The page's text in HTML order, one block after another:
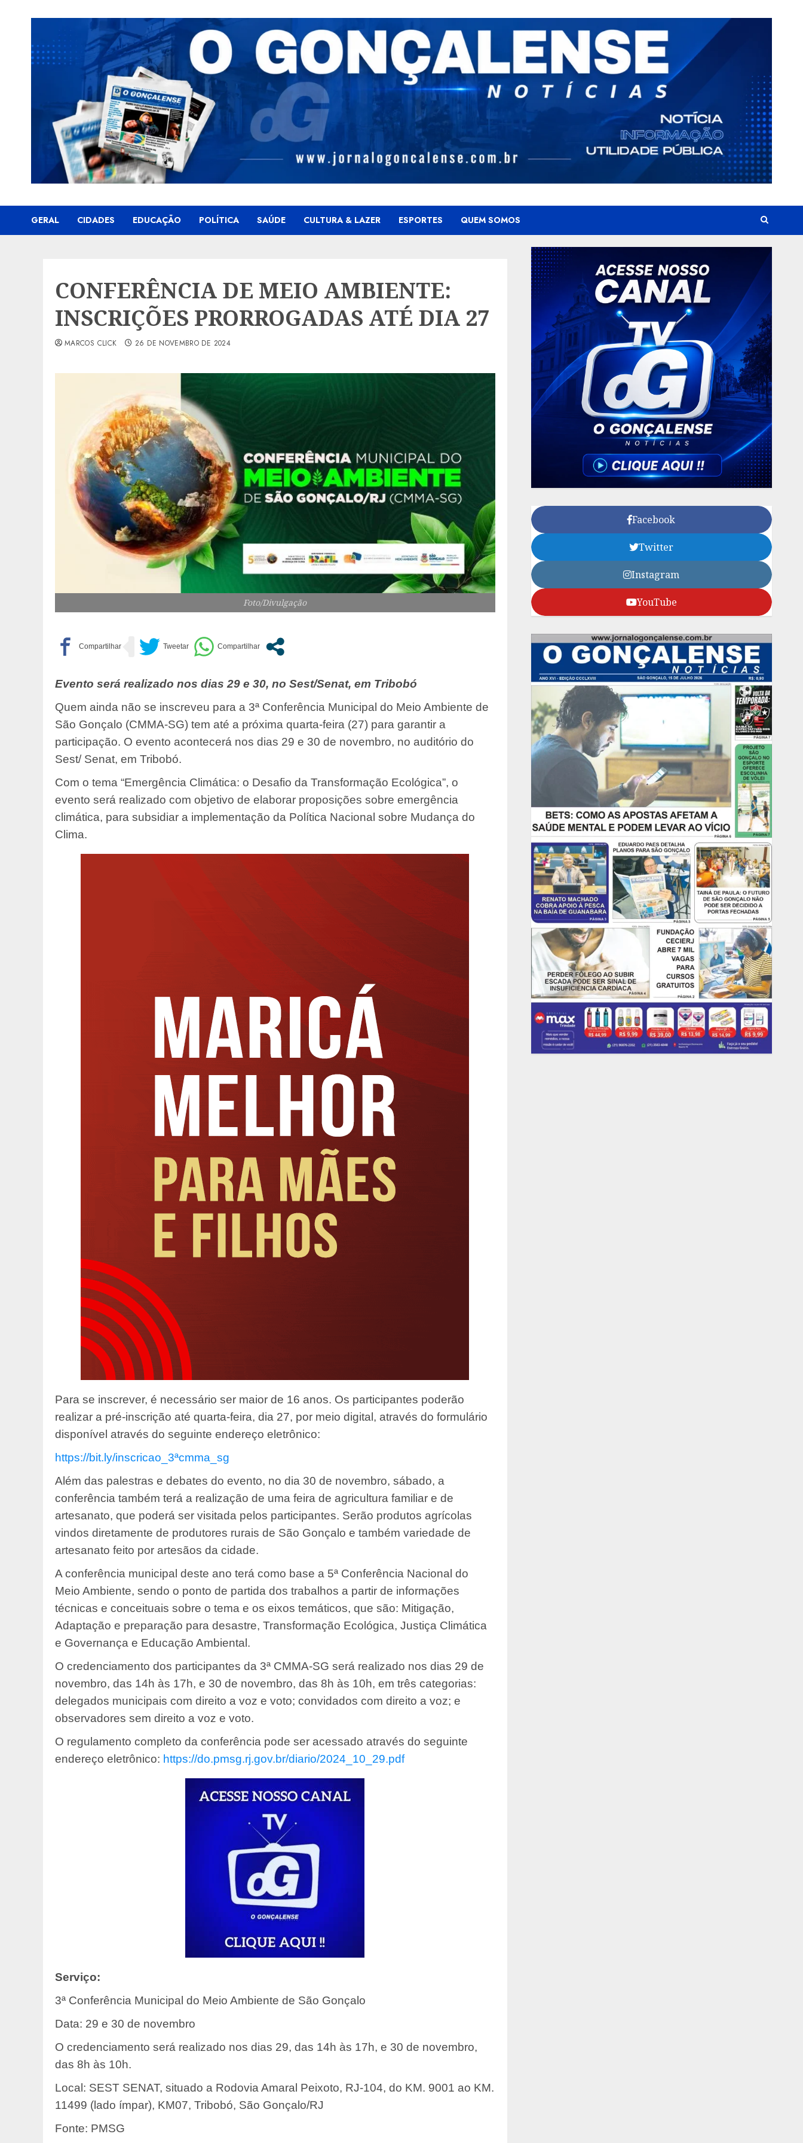
GERAL CIDADES EDUCAÇÃO POLÍTICA SAÚDE CULTURA & LAZER ESPORTES QUEM SOMOS
CONFERÊNCIA DE MEIO AMBIENTE:
INSCRIÇÕES PRORROGADAS ATÉ DIA 27
MARCOS CLICK 26 DE NOVEMBRO DE 2024
Foto/Divulgação
Evento será realizado nos dias 29 e 30, no Sest/Senat, em Tribobó
Quem ainda não se inscreveu para a 3ª Conferência Municipal do Meio Ambiente de
São Gonçalo (CMMA-SG) tem até a próxima quarta-feira (27) para garantir a
participação. O evento acontecerá nos dias 29 e 30 de novembro, no auditório do
Sest/ Senat, em Tribobó.
Com o tema “Emergência Climática: o Desafio da Transformação Ecológica”, o
evento será realizado com objetivo de elaborar proposições sobre emergência
climática, para subsidiar a implementação da Política Nacional sobre Mudança do
Clima.
Para se inscrever, é necessário ser maior de 16 anos. Os participantes poderão
realizar a pré-inscrição até quarta-feira, dia 27, por meio digital, através do formulário
disponível através do seguinte endereço eletrônico:
https://bit.ly/inscricao_ 3ªcmma_sg
Além das palestras e debates do evento, no dia 30 de novembro, sábado, a
conferência também terá a realização de uma feira de agricultura familiar e de
artesanato, que poderá ser visitada pelos participantes. Serão produtos agrícolas
vindos diretamente de produtores rurais de São Gonçalo e também variedade de
artesanato feito por artesãos da cidade.
A conferência municipal deste ano terá como base a 5ª Conferência Nacional do
Meio Ambiente, sendo o ponto de partida dos trabalhos a partir de informações
técnicas e conceituais sobre o tema e os eixos temáticos, que são: Mitigação,
Adaptação e preparação para desastre, Transformação Ecológica, Justiça Climática
e Governança e Educação Ambiental.
O credenciamento dos participantes da 3ª CMMA-SG será realizado nos dias 29 de
novembro, das 14h às 17h, e 30 de novembro, das 8h às 10h, em três categorias:
delegados municipais com direito a voz e voto; convidados com direito a voz; e
observadores sem direito a voz e voto.
O regulamento completo da conferência pode ser acessado através do seguinte
endereço eletrônico: https://do.pmsg.rj.gov.br/diario/2024_10_29.pdf
Serviço:
3ª Conferência Municipal do Meio Ambiente de São Gonçalo
Data: 29 e 30 de novembro
O credenciamento será realizado nos dias 29, das 14h às 17h, e 30 de novembro,
das 8h às 10h.
Local: SEST SENAT, situado a Rodovia Amaral Peixoto, RJ-104, do KM. 9001 ao KM.
11499 (lado ímpar), KM07, Tribobó, São Gonçalo/RJ
Fonte: PMSG
Facebook
Twitter
Instagram
YouTube